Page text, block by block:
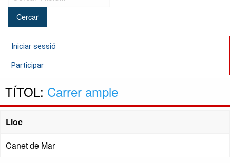
Títols...
Iniciar sessió
Participar
TÍTOL: Carrer ample
Lloc
Canet de Mar